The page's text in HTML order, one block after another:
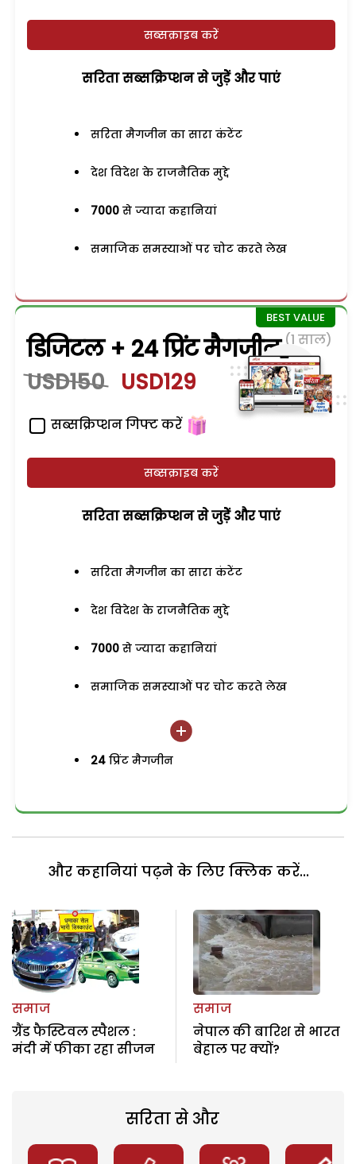
सब्सक्राइब करें
सरिता सब्सक्रिप्शन से जुड़ेें और पाएं
सरिता मैगजीन का सारा कंटेंट
देश विदेश के राजनैतिक मुद्दे
7000 से ज्यादा कहानियां
समाजिक समस्याओं पर चोट करते लेख
डिजिटल + 24 प्रिंट मैगजीन (1 साल)
USD150 USD129
सब्सक्रिप्शन गिफ्ट करें
सब्सक्राइब करें
सरिता सब्सक्रिप्शन से जुड़ेें और पाएं
सरिता मैगजीन का सारा कंटेंट
देश विदेश के राजनैतिक मुद्दे
7000 से ज्यादा कहानियां
समाजिक समस्याओं पर चोट करते लेख
24 प्रिंट मैगजीन
और कहानियां पढ़ने के लिए क्लिक करें...
समाज
ग्रैंड फैस्टिवल स्पैशल :
मंदी में फीका रहा सीजन
समाज
नेपाल की बारिश से भारत
बेहाल पर क्यों?
सरिता से और